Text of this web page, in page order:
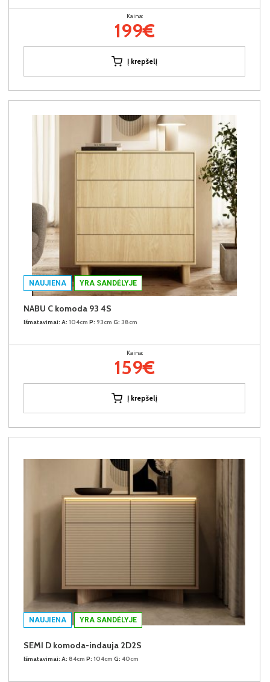
Kaina:
199€
Į krepšelį
NAUJIENA YRA SANDĖLYJE
NABU C komoda 93 4S
Išmatavimai: A: 104cm P: 93cm G: 38cm
Kaina:
159€
Į krepšelį
NAUJIENA YRA SANDĖLYJE
SEMI D komoda-indauja 2D2S
Išmatavimai: A: 84cm P: 104cm G: 40cm